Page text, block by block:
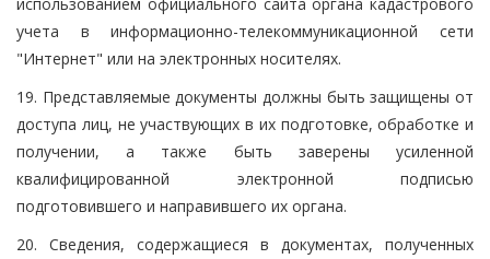
учета в информационно-телекоммуникационной сети
"Интернет" или на электронных носителях.
19. Представляемые документы должны быть защищены от
доступа лиц, не участвующих в их подготовке, обработке и
получении, а также быть заверены усиленной
квалифицированной электронной подписью
подготовившего и направившего их органа.
20. Сведения, содержащиеся в документах, полученных